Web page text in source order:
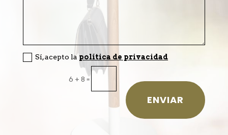
Sí, acepto la política de privacidad
6 + 8 =
ENVIAR